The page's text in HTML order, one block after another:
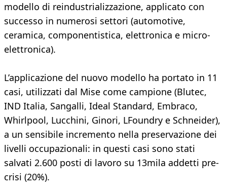
modello di reindustrializzazione, applicato con
successo in numerosi settori (automotive,
ceramica, componentistica, elettronica e micro-
elettronica).
L’applicazione del nuovo modello ha portato in 11
casi, utilizzati dal Mise come campione (Blutec,
IND Italia, Sangalli, Ideal Standard, Embraco,
Whirlpool, Lucchini, Ginori, LFoundry e Schneider),
a un sensibile incremento nella preservazione dei
livelli occupazionali: in questi casi sono stati
salvati 2.600 posti di lavoro su 13mila addetti pre-
crisi (20%).